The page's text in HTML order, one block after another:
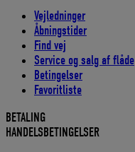
Vejledninger
Åbningstider
Find vej
Service og salg af flåde
Betingelser
Favoritliste
BETALING
HANDELSBETINGELSER